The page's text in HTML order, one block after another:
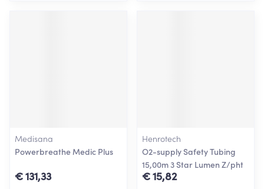
Medisana
Powerbreathe Medic Plus
€ 131,33
Henrotech
O2-supply Safety Tubing
15,00m 3 Star Lumen Z/pht
€ 15,82